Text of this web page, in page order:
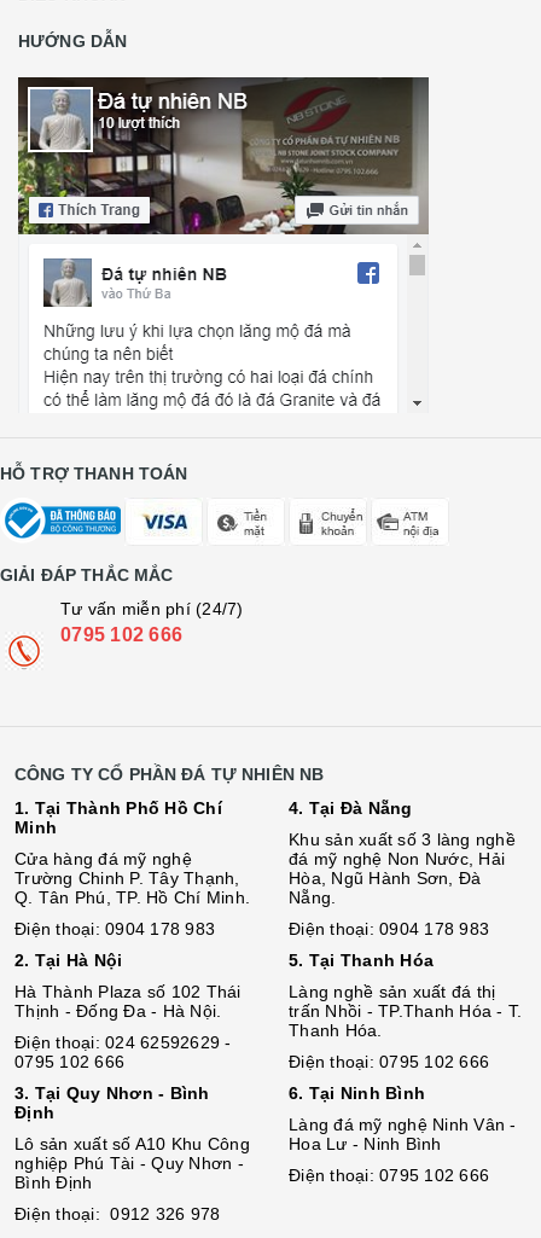
HƯỚNG DẪN
HỖ TRỢ THANH TOÁN
GIẢI ĐÁP THẮC MẮC
Tư vấn miễn phí (24/7)
0795 102 666
CÔNG TY CỔ PHẦN ĐÁ TỰ NHIÊN NB
1. Tại Thành Phố Hồ Chí
Minh
Cửa hàng đá mỹ nghệ
Trường Chinh P. Tây Thạnh,
Q. Tân Phú, TP. Hồ Chí Minh.
Điện thoại: 0904 178 983
2. Tại Hà Nội
Hà Thành Plaza số 102 Thái
Thịnh - Đống Đa - Hà Nội.
Điện thoại: 024 62592629 -
0795 102 666
3. Tại Quy Nhơn - Bình
Định
Lô sản xuất số A10 Khu Công
nghiệp Phú Tài - Quy Nhơn -
Bình Định
Điện thoại: 0912 326 978
4. Tại Đà Nẵng
Khu sản xuất số 3 làng nghề
đá mỹ nghệ Non Nước, Hải
Hòa, Ngũ Hành Sơn, Đà
Nẵng.
Điện thoại: 0904 178 983
5. Tại Thanh Hóa
Làng nghề sản xuất đá thị
trấn Nhồi - TP.Thanh Hóa - T.
Thanh Hóa.
Điện thoại: 0795 102 666
6. Tại Ninh Bình
Làng đá mỹ nghệ Ninh Vân -
Hoa Lư - Ninh Bình
Điện thoại: 0795 102 666